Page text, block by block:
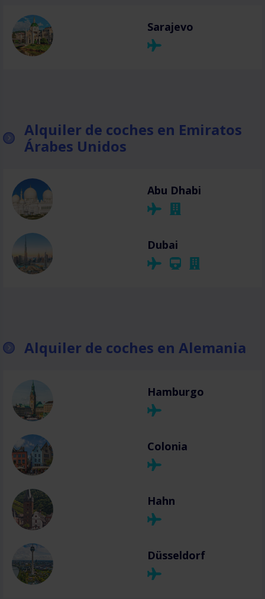
Sarajevo
Alquiler de coches en Emiratos
Árabes Unidos
Abu Dhabi
Dubai
Alquiler de coches en Alemania
Hamburgo
Colonia
Hahn
Düsseldorf